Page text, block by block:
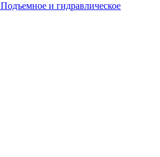
Подъемное и гидравлическое